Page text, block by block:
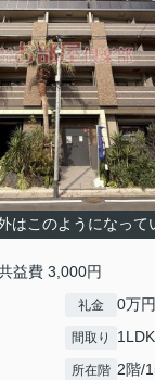
はこのようになって
益費 3,000円
礼金 0万円
間取り 1LDK
所在階 2階/